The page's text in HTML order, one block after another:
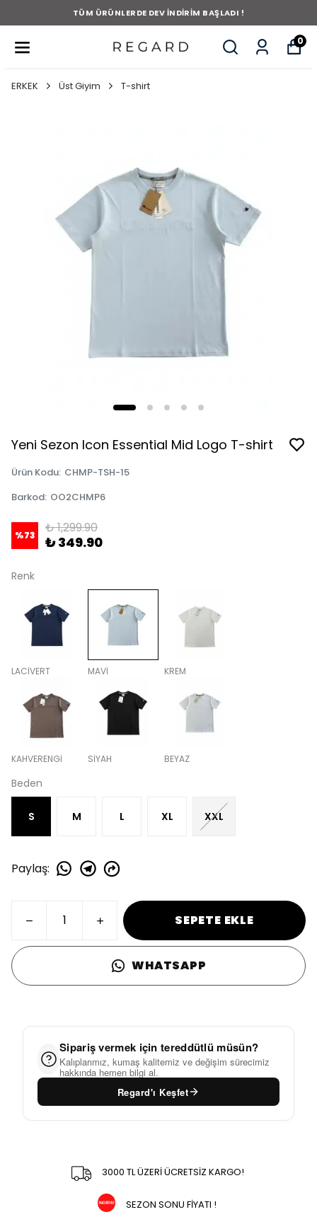
TÜM ÜRÜNLERDE DEV İNDİRİM BAŞLADI !
0
ERKEK Üst Giyim T-shirt
Yeni Sezon Icon Essential Mid Logo T-shirt
Ürün Kodu: CHMP-TSH-15
Barkod: OO2CHMP6
%73 ₺ 1,299.90
₺ 349.90
Renk
LACİVERT MAVİ KREM
KAHVERENGİ SİYAH BEYAZ
Beden
S M L XL XXL
Paylaş:
SEPETE EKLE
WHATSAPP
Sipariş vermek için tereddütlü müsün?
Kalıplarımız, kumaş kalitemiz ve değişim sürecimiz
hakkında hemen bilgi al.
Regard'ı Keşfet
3000 TL ÜZERİ ÜCRETSİZ KARGO!
SEZON SONU FİYATI !